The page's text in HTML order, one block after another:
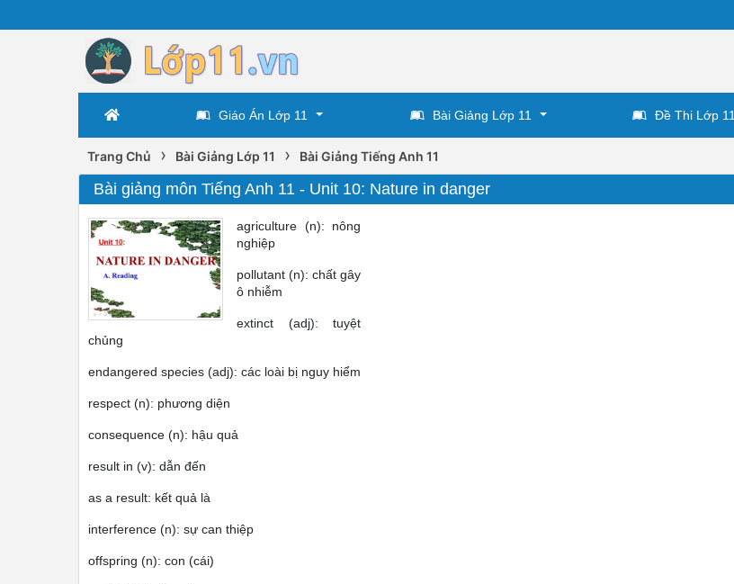
Giáo Án Lớp 11 Bài Giảng Lớp 11 Đề Thi Lớp 11
Trang Chủ › Bài Giảng Lớp 11 › Bài Giảng Tiếng Anh 11
Bài giảng môn Tiếng Anh 11 - Unit 10: Nature in danger
agriculture (n): nông
nghiệp
pollutant (n): chất gây
ô nhiễm
extinct (adj): tuyệt
chủng
endangered species (adj): các loài bị nguy hiểm
respect (n): phương diện
consequence (n): hậu quả
result in (v): dẫn đến
as a result: kết quả là
interference (n): sự can thiệp
offspring (n): con (cái)